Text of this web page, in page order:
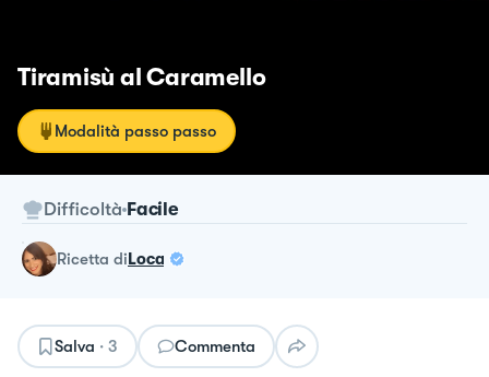
Tiramisù al Caramello
Modalità passo passo
Difficoltà Facile
ricetta diLoca
Salva · 3 Commenta